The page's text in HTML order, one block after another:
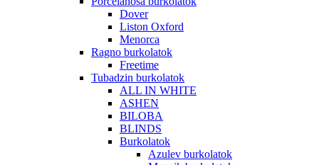
Dover
Liston Oxford
Menorca
Ragno burkolatok
Freetime
Tubadzin burkolatok
ALL IN WHITE
ASHEN
BILOBA
BLINDS
Burkolatok
Azulev burkolatok